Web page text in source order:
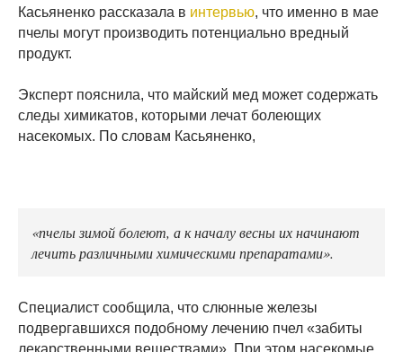
Касьяненко рассказала в интервью, что именно в мае
пчелы могут производить потенциально вредный
продукт.
Эксперт пояснила, что майский мед может содержать
следы химикатов, которыми лечат болеющих
насекомых. По словам Касьяненко,
«пчелы зимой болеют, а к началу весны их начинают
лечить различными химическими препаратами».
Специалист сообщила, что слюнные железы
подвергавшихся подобному лечению пчел «забиты
лекарственными веществами». При этом насекомые